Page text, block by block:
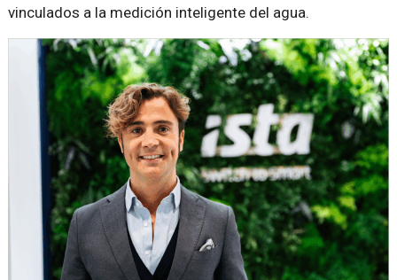
vinculados a la medición inteligente del agua.